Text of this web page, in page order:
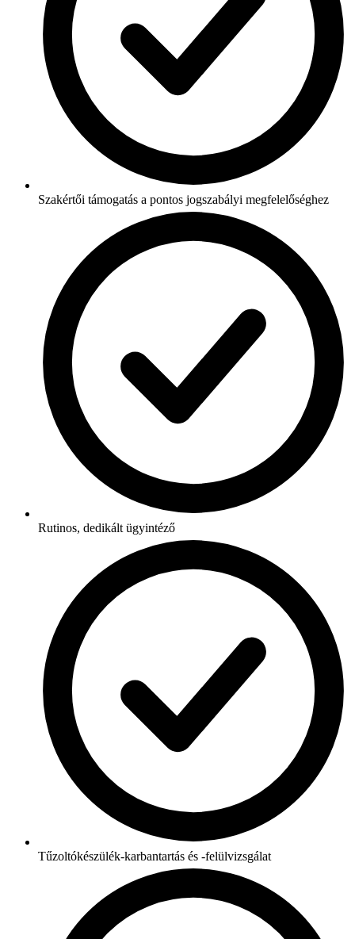
Szakértői támogatás a pontos jogszabályi megfelelőséghez
Rutinos, dedikált ügyintéző
Tűzoltókészülék-karbantartás és -felülvizsgálat